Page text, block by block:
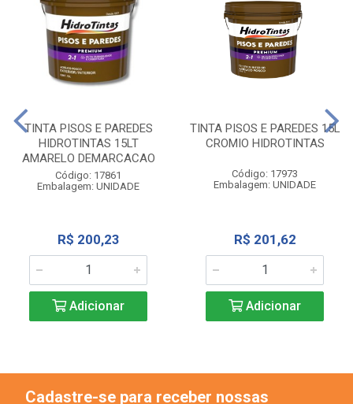
TINTA PISOS E PAREDES
HIDROTINTAS 15LT
AMARELO DEMARCACAO
Código: 17861
Embalagem: UNIDADE
R$ 200,23
Adicionar
TINTA PISOS E PAREDES 15L
CROMIO HIDROTINTAS
Código: 17973
Embalagem: UNIDADE
R$ 201,62
Adicionar
Cadastre-se para receber nossas